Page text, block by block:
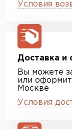
Условия
Доставка и
Вы можете
или
Москве
Условия